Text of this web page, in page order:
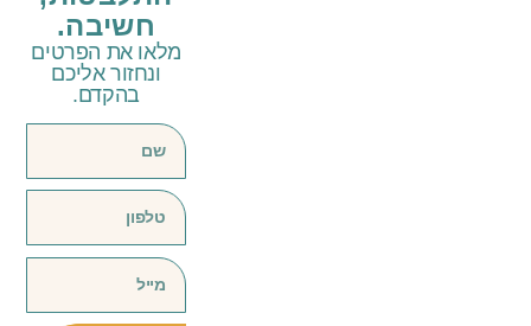
חשיבה.
מלאו את הפרטים
ונחזור אליכם
בהקדם.